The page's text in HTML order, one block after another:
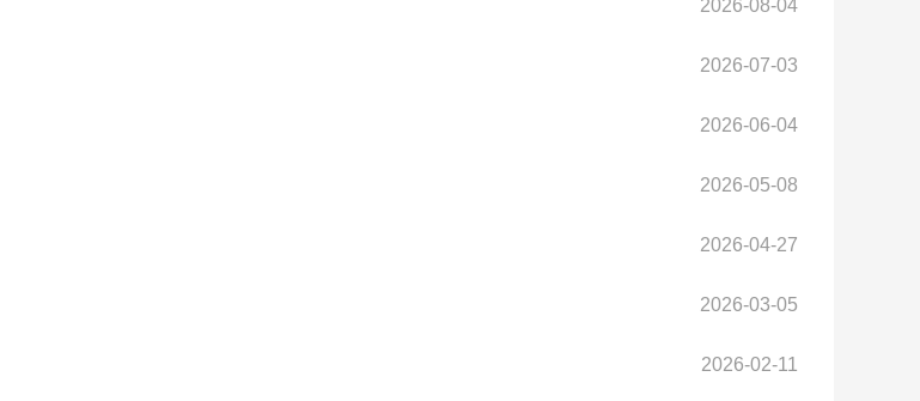
2026-08-04
2026-07-03
2026-06-04
2026-05-08
2026-04-27
2026-03-05
2026-02-11